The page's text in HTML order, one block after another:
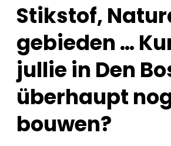
Stikstof,
gebieden …
jullie in Den
überhaupt
bouwen?